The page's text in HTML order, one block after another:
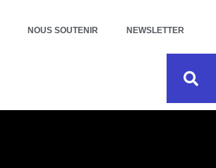
NOUS SOUTENIR NEWSLETTER